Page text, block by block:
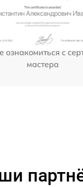
ознакомиться с
мастера